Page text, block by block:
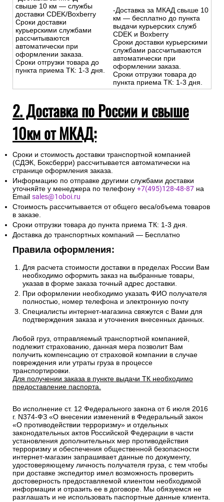
свыше 10 км — службы
доставки CDEK/Boxberry
Сроки доставки
курьерскими службами
рассчитываются
автоматически при
оформлении заказа.
Сроки отгрузки товара до
пункта приема ТК: 1-3 дня.
-Доставка за МКАД свыше 10
км — бесплатно до пункта
выдачи курьерских служб
CDEK и Boxberry
Сроки доставки курьерскими
службами рассчитываются
автоматически при
оформлении заказа.
Сроки отгрузки товара до
пункта приема ТК: 1-3 дня.
2. Доставка по России и свыше
10км от МКАД:
Сроки и стоимость доставки транспортной компанией
(СДЭК, Боксберри) рассчитывается автоматически на
странице оформления заказа.
Информацию по отправке другими службами доставки
уточняйте у менеджера по телефону +7(495)128-48-87 на
Email sales@1oboi.ru
Стоимость рассчитывается от общего веса/объема товаров
в заказе.
Сроки отгрузки товара до пункта приема ТК: 1-3 дня.
Доставка до транспортных компаний — Бесплатно
Правила оформления:
Для расчета стоимости доставки в пределах России Вам
необходимо оформить заказ на выбранные товары,
указав в форме заказа точный адрес доставки.
При оформлении необходимо указать ФИО получателя
полностью, номер телефона и электронную почту
Специалисты интернет-магазина свяжутся с Вами для
подтверждения заказа и уточнения внесенных данных.
Любой груз, отправляемый транспортной компанией,
подлежит страхованию, данная мера позволит Вам
получить компенсацию от страховой компании в случае
повреждения или утраты груза в процессе
транспортировки.
Для получении заказа в пункте выдачи ТК необходимо
предоставление паспорта.
Во исполнение ст. 12 Федерального закона от 6 июля 2016
г. N374-ФЗ «О внесении изменений в Федеральный закон
«О противодействии терроризму» и отдельных
законодательных актов Российской Федерации в части
установления дополнительных мер противодействия
терроризму и обеспечения общественной безопасности
интернет-магазин запрашивает данные по документу,
удостоверяющему личность получателя груза, с тем чтобы
при доставке экспедитор имел возможность проверить
достоверность предоставляемой клиентом необходимой
информации и отразить ее в договоре. Мы обязуемся не
разглашать и не использовать паспортные данные клиента.